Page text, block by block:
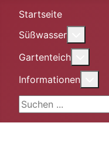
Startseite
Süßwasser
Gartenteich
Informationen
Suchen ...